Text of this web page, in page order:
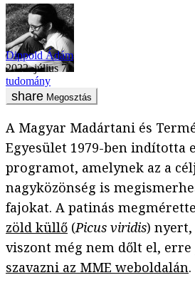
Dippold Ádám
2022. július 7.
tudomány
Megosztás
A Magyar Madártani és
Egyesület 1979-ben indította
programot, amelynek az a
nagyközönség is
fajokat. A patinás
zöld küllő (Picus viridis) nyert,
viszont még nem dőlt el,
szavazni az MME weboldalán.